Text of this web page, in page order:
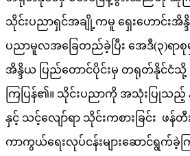
သိုင်းပညာရှင်အချို့ကမူ ရှေးဟောင်းအိန္
ပညာမူလအခြေတည်ခဲ့ပြီး အေဒီ(၃)ရာစု
အိန္ဒိယ ပြည်တောင်ပိုင်းမှ တရုတ်နိုင်ငံ
ကြပြန်၏။ သိုင်းပညာကို အသုံးပြုသ
နှင့် သင့်လျော်ရာ သိုင်းကစားခြင်း ဖန်
ကာကွယ်ရေးလုပ်ငန်းများဆောင်ရွက်